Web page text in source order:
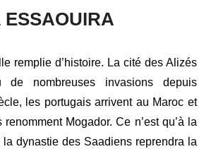
ESSAOUIRA
remplie d’histoire. La cité des Alizés
nombreuses invasions depuis
les portugais arrivent au Maroc et
Mogador. Ce n’est qu’à la
dynastie des Saadiens reprendra la